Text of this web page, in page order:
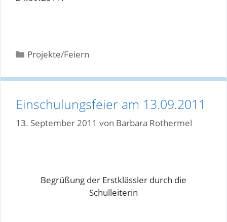
Kategorien
Projekte/Feiern
Einschulungsfeier am 13.09.2011
13. September 2011 von Barbara Rothermel
Begrüßung der Erstklässler durch die
Schulleiterin